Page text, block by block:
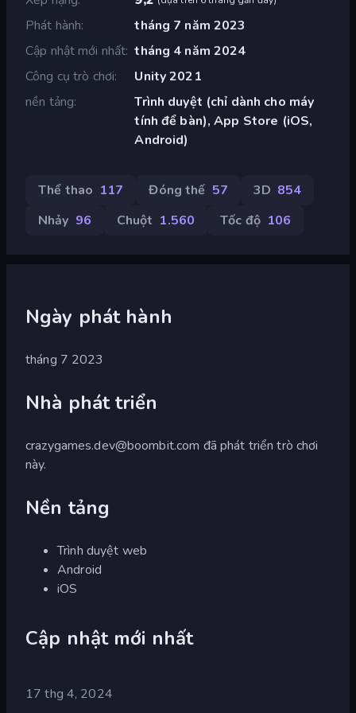
Phát hành
tháng 7 năm 2023
Cập nhật mới nhất tháng 4 năm 2024
Công cụ trò chơi
Unity 2021
nền tảng
Trình duyệt (chỉ dành cho máy
tính để bàn), App Store (iOS,
Android)
Thể thao 117 Đóng thế 57 3D 854
Nhảy 96 Chuột 1.560 Tốc độ 106
Ngày phát hành
tháng 7 2023
Nhà phát triển
crazygames.dev@boombit.com đã phát triển trò chơi
này.
Nền tảng
Trình duyệt web
Android
iOS
Cập nhật mới nhất
17 thg 4, 2024